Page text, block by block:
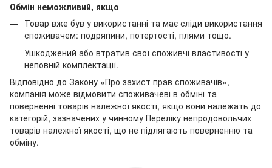
Обмін неможливий, якщо
Товар вже був у використанні та має сліди використання
споживачем: подряпини, потертості, плями тощо.
Ушкоджений або втратив свої споживчі властивості у
неповній комплектації.
Відповідно до Закону «Про захист прав споживачів»,
компанія може відмовити споживачеві в обміні та
поверненні товарів належної якості, якщо вони належать до
категорій, зазначених у чинному Переліку непродовольчих
товарів належної якості, що не підлягають поверненню та
обміну.